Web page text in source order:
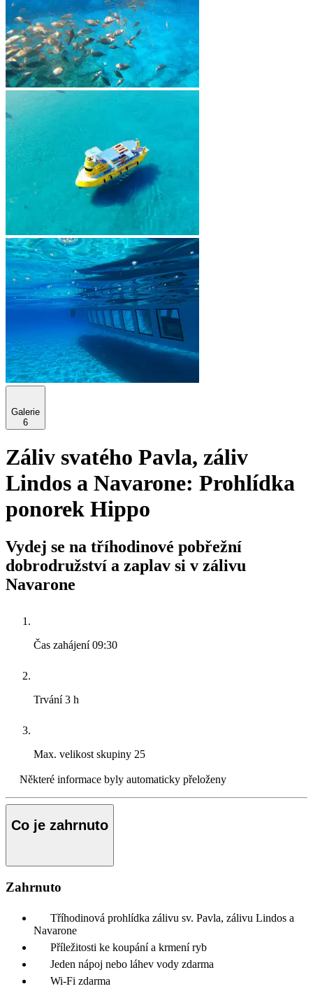
Galerie
6
Záliv svatého Pavla, záliv
Lindos a Navarone: Prohlídka
ponorek Hippo
Vydej se na tříhodinové pobřežní
dobrodružství a zaplav si v zálivu
Navarone
Čas zahájení09:30
Trvání3 h
Max. velikost skupiny 25
Některé informace byly automaticky přeloženy
Co je zahrnuto
Zahrnuto
Tříhodinová prohlídka zálivu sv. Pavla, zálivu Lindos a
Navarone
Příležitosti ke koupání a krmení ryb
Jeden nápoj nebo láhev vody zdarma
Wi-Fi zdarma